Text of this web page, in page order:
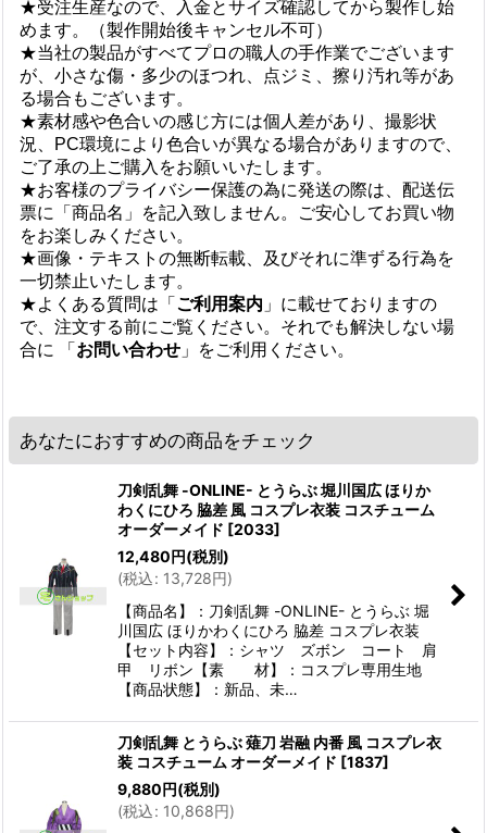
★受注生産なので、入金とサイズ確認してから製作し始
めます。（製作開始後キャンセル不可）
★当社の製品がすべてプロの職人の手作業でございます
が、小さな傷・多少のほつれ、点ジミ、擦り汚れ等があ
る場合もございます。
★素材感や色合いの感じ方には個人差があり、撮影状
況、PC環境により色合いが異なる場合がありますので、
ご了承の上ご購入をお願いいたします。
★お客様のプライバシー保護の為に発送の際は、配送伝
票に「商品名」を記入致しません。ご安心してお買い物
をお楽しみください。
★画像・テキストの無断転載、及びそれに準ずる行為を
一切禁止いたします。
★よくある質問は「 ご利用案内 」に載せておりますの
で、注文する前にご覧ください。それでも解決しない場
合に 「 お問い合わせ 」をご利用ください。
あなたにおすすめの商品をチェック
刀剣乱舞 -ONLINE- とうらぶ 堀川国広 ほりか
わくにひろ 脇差 風 コスプレ衣装 コスチューム
オーダーメイド [2033]
12,480 円(税別)
(税込: 13,728円)
【商品名】：刀剣乱舞 -ONLINE- とうらぶ 堀
川国広 ほりかわくにひろ 脇差 コスプレ衣装
【セット内容】：シャツ ズボン コート 肩
甲 リボン【素 材】：コスプレ専用生地
【商品状態】：新品、未…
刀剣乱舞 とうらぶ 薙刀 岩融 内番 風 コスプレ衣
装 コスチューム オーダーメイド [1837]
9,880 円(税別)
(税込: 10,868円)